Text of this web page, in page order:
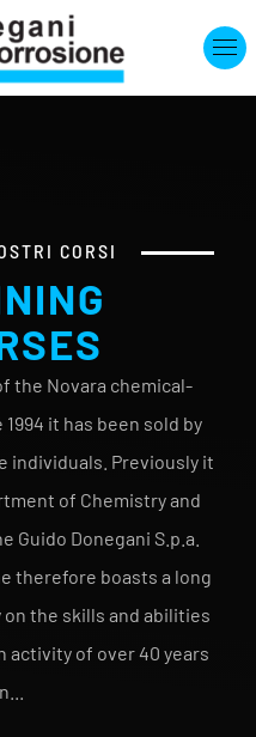
CORSI
the Novara chemical-
it has been sold by
individuals. Previously it
of Chemistry and
Guido Donegani S.p.a.
therefore boasts a long
the skills and abilities
activity of over 40 years